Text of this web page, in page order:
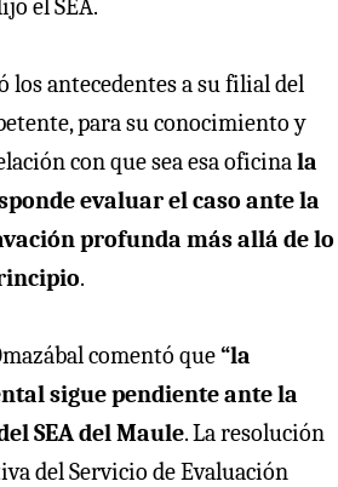
el SEA.
los antecedentes a su filial del
para su conocimiento y
con que sea esa oficinala
evaluar el caso ante la
profunda más allá de lo
.
comentó que“la
sigue pendiente ante la
SEA del Maule. La resolución
del Servicio de Evaluación